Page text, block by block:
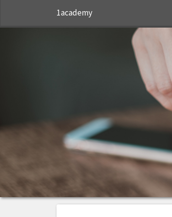
1academy